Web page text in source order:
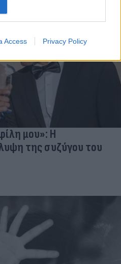
Access Privacy Policy
μου»: Η
της συζύγου του